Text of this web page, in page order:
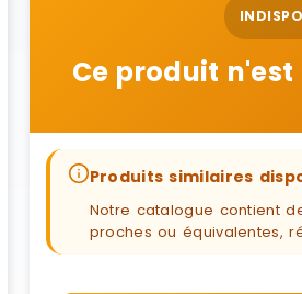
Ce produit
Produits similaires
Notre catalogue contient
proches ou équivalentes,